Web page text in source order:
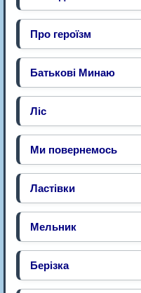
Про героїзм
Батькові Минаю
Ліс
Ми повернемось
Ластівки
Мельник
Берізка